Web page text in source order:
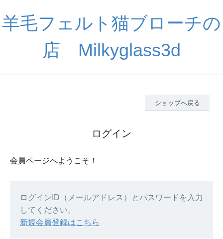
羊毛フェルト猫ブローチの
店 Milkyglass3d
ショップへ戻る
ログイン
会員ページへようこそ！
ログインID（メールアドレス）とパスワードを入力
してください。
新規会員登録はこちら